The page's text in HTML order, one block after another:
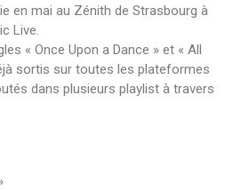
en mai au Zénith de Strasbourg à
Live.
« Once Upon a Dance » et « All
sortis sur toutes les plateformes
dans plusieurs playlist à travers